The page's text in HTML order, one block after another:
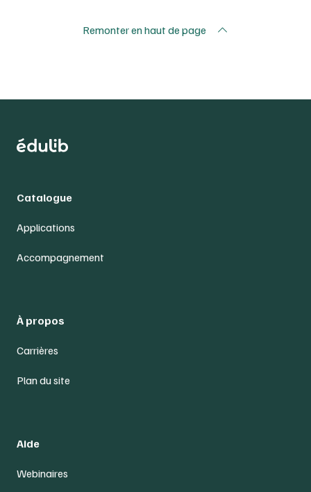
Remonter en haut de page
Catalogue
Applications
Accompagnement
À propos
Carrières
Plan du site
Aide
Webinaires